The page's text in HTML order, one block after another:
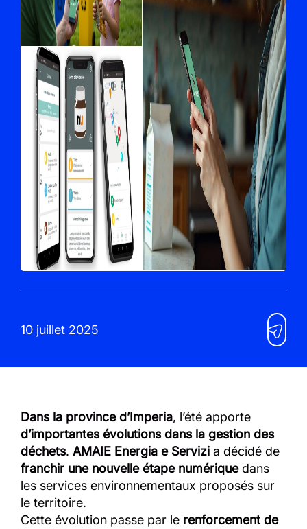
10 juillet 2025
Dans la province d’Imperia, l’été apporte
d’importantes évolutions dans la gestion des
déchets. AMAIE Energia e Servizi a décidé de
franchir une nouvelle étape numériquedans
les services environnementaux proposés sur
le territoire.
Cette évolution passe par le renforcement de